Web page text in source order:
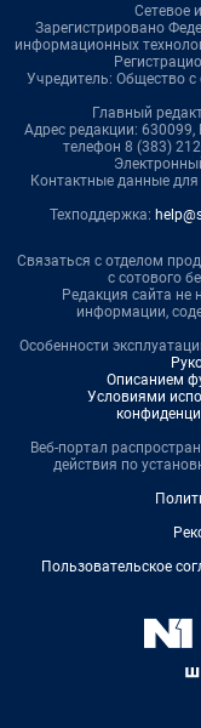
Сетевое
Зарегистрировано
информационных
Учредитель: Общество
Главный
Адрес редакции: 630099,
телефон 8 (383)
Контактные данные
Техподдержка:
Связаться с отделом
с сотового
Редакция сайта не
информации,
Особенности
Описанием
Условиями
Веб-портал
действия по
Пользовательское